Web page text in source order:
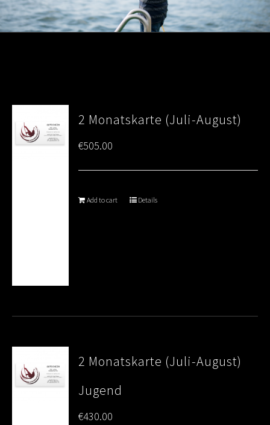
2 Monatskarte (Juli-August)
€505.00
Add to cart Details
2 Monatskarte (Juli-August)
Jugend
€430.00